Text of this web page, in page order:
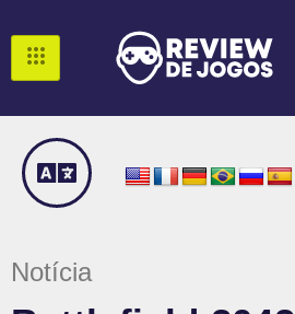
Notícia